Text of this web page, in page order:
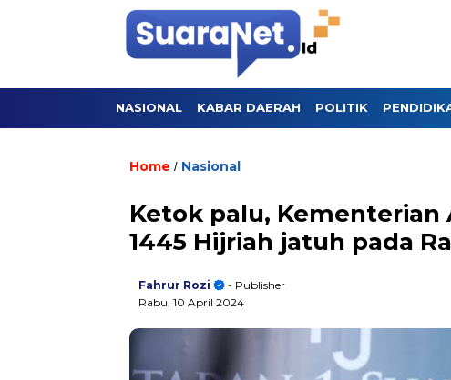
NASIONAL KABAR DAERAH POLITIK
Home / Nasional
Ketok palu, Kementerian
1445 Hijriah jatuh pada
Fahrur Rozi
- Publisher
Rabu, 10 April 2024